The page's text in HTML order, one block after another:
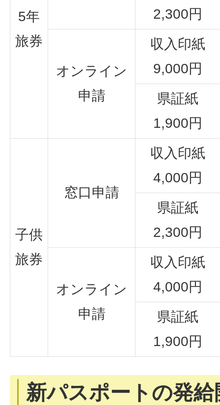
5年
旅券
2,300円
オンライン
申請
収入印紙
9,000円
県証紙
1,900円
子供
旅券
窓口申請
収入印紙
4,000円
県証紙
2,300円
オンライン
申請
収入印紙
4,000円
県証紙
1,900円
新パスポートの発給